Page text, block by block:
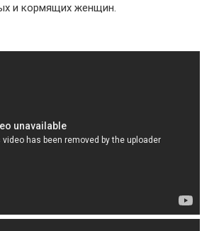
и кормящих женщин.